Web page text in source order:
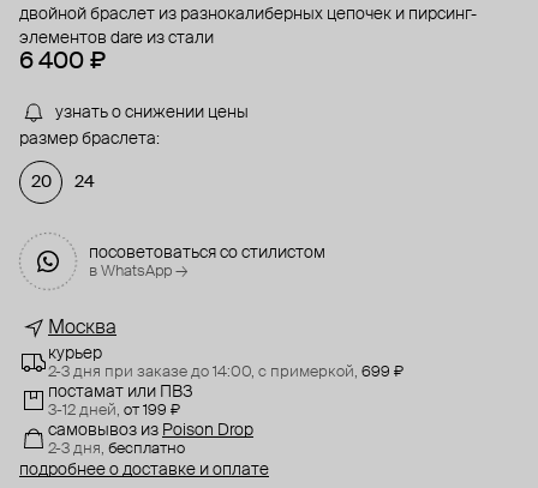
двойной браслет из разнокалиберных цепочек и пирсинг-
элементов dare из стали
6 400 ₽
узнать о снижении цены
размер браслета:
20 24
посоветоваться со стилистом
в WhatsApp →
Москва
курьер
2-3 дня при заказе до 14:00, с примеркой, 699 ₽
постамат или ПВЗ
3-12 дней, от 199 ₽
самовывоз из Poison Drop
2-3 дня, бесплатно
подробнее о доставке и оплате